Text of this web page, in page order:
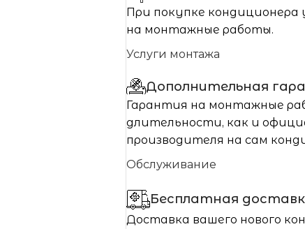
При покупке кондиционера
на монтажные работы.
Услуги монтажа
Дополнительная
Гарантия на монтажные
длительности, как и
производителя на сам
Обслуживание
Бесплатная
Доставка вашего нового